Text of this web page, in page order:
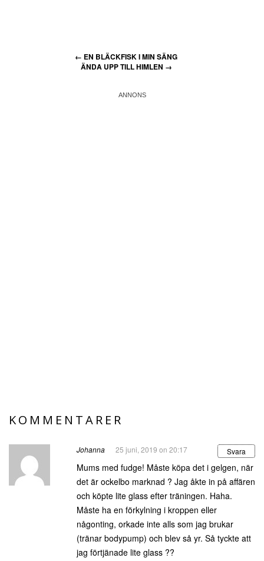
← EN BLÄCKFISK I MIN SÄNG
ÄNDA UPP TILL HIMLEN →
KOMMENTARER
Johanna 25 juni, 2019 on 20:17 Svara
Mums med fudge! Måste köpa det i gelgen, när
det är ockelbo marknad ? Jag åkte in på affären
och köpte lite glass efter träningen. Haha.
Måste ha en förkylning i kroppen eller
någonting, orkade inte alls som jag brukar
(tränar bodypump) och blev så yr. Så tyckte att
jag förtjänade lite glass ??